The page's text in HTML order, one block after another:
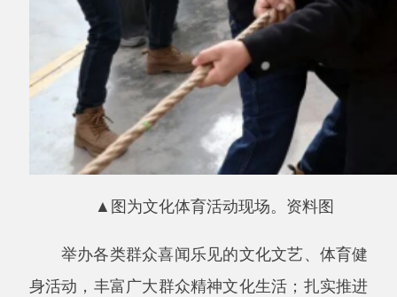
▲图为 百日广场文化活动现场。资料图
以百日广场文化为载体，开展文艺演出、民
俗展示、文化展演等活动，搭建各族群众共乐共
享的文化平台，营造团结和谐、喜庆热烈的社会
打印本页 关闭窗口